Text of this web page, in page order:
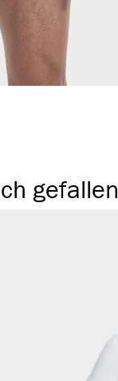
gefallen